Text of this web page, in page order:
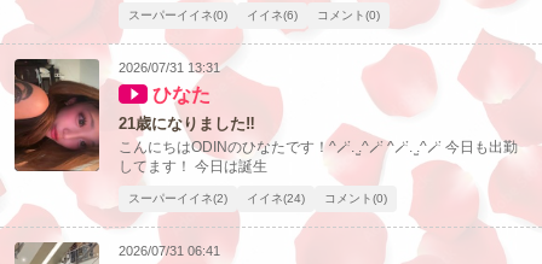
スーパーイイネ(0) イイネ(6) コメント(0)
2026/07/31 13:31
ひなた
21歳になりました‼️
こんにちはODINのひなたです！^🪄. ̫.^🪄 ^🪄. ̫.^🪄 今日も出勤
してます！ 今日は誕生
スーパーイイネ(2) イイネ(24) コメント(0)
2026/07/31 06:41